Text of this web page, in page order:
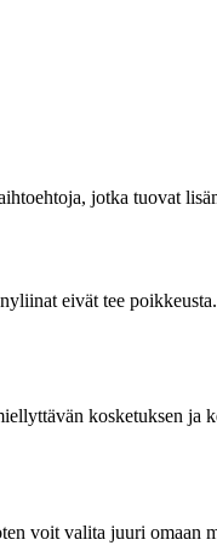
jotka tuovat
eivät tee
kosketuksen ja
voit valita juuri omaan